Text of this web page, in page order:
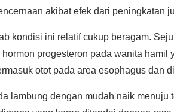
akibat efek dari peningkatan
kondisi ini relatif cukup beragam.
progesteron pada wanita hamil
otot pada area esophagus dan
lambung dengan mudah naik menuju